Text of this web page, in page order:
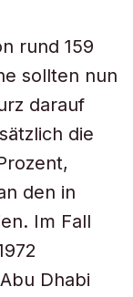
rund 159
sollten nun
darauf
die
den in
Im Fall
Dhabi